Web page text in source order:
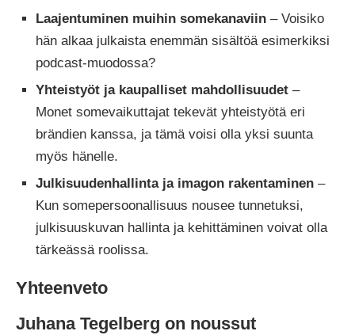
Laajentuminen muihin somekanaviin – Voisiko
hän alkaa julkaista enemmän sisältöä esimerkiksi
podcast-muodossa?
Yhteistyöt ja kaupalliset mahdollisuudet –
Monet somevaikuttajat tekevät yhteistyötä eri
brändien kanssa, ja tämä voisi olla yksi suunta
myös hänelle.
Julkisuudenhallinta ja imagon rakentaminen –
Kun somepersoonallisuus nousee tunnetuksi,
julkisuuskuvan hallinta ja kehittäminen voivat olla
tärkeässä roolissa.
Yhteenveto
Juhana Tegelberg on noussut